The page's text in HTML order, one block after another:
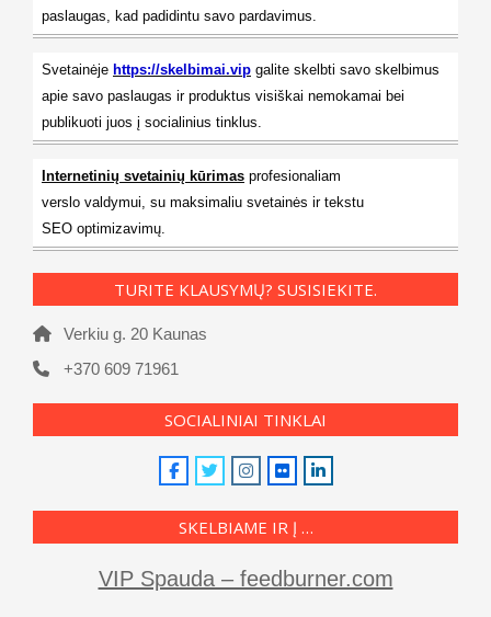
paslaugas, kad padidintu savo pardavimus.
Svetainėje https://skelbimai.vip galite skelbti savo skelbimus
apie savo paslaugas ir produktus visiškai nemokamai bei
publikuoti juos į socialinius tinklus.
Internetinių svetainių kūrimas profesionaliam
verslo valdymui, su maksimaliu svetainės ir tekstu
SEO optimizavimų.
TURITE KLAUSYMŲ? SUSISIEKITE.
Verkiu g. 20 Kaunas
+370 609 71961
SOCIALINIAI TINKLAI
SKELBIAME IR Į …
VIP Spauda – feedburner.com